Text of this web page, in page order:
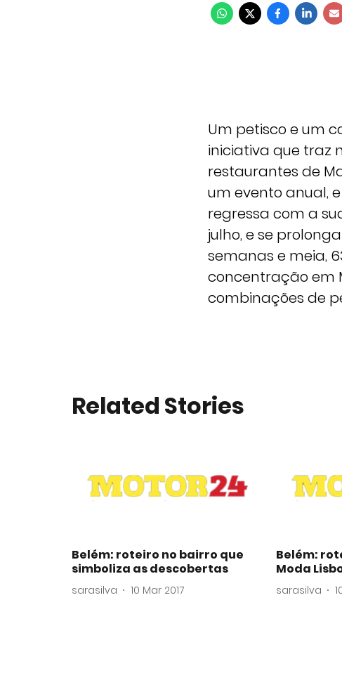
Um petisco e um
iniciativa que traz
restaurantes de
um evento anual,
regressa com a
julho, e se
semanas e meia,
concentração em
combinações de
Related Stories
Belém: roteiro no bairro que
simboliza as descobertas
sarasilva 10 Mar 2017
Belém:
Moda
sarasilva